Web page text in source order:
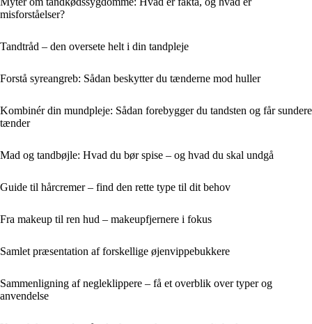
misforståelser?
Tandtråd – den oversete helt i din tandpleje
Forstå syreangreb: Sådan beskytter du tænderne mod huller
Kombinér din mundpleje: Sådan forebygger du tandsten og får sundere
tænder
Mad og tandbøjle: Hvad du bør spise – og hvad du skal undgå
Guide til hårcremer – find den rette type til dit behov
Fra makeup til ren hud – makeupfjernere i fokus
Samlet præsentation af forskellige øjenvippebukkere
Sammenligning af negleklippere – få et overblik over typer og
anvendelse